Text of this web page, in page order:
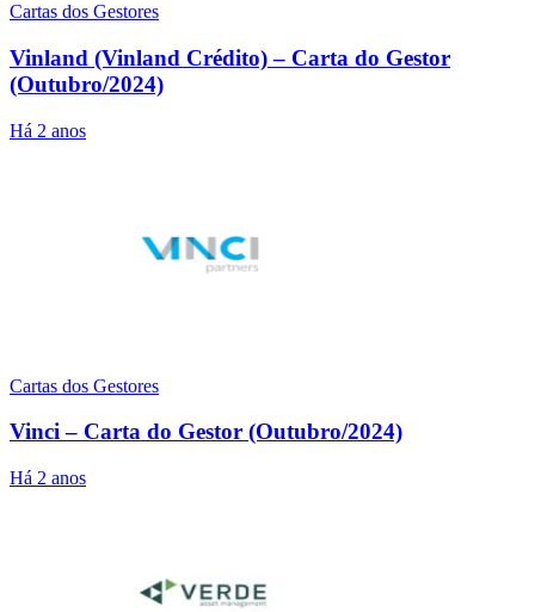
Cartas dos Gestores
Vinland (Vinland Crédito) – Carta do Gestor
(Outubro/2024)
Há 2 anos
Cartas dos Gestores
Vinci – Carta do Gestor (Outubro/2024)
Há 2 anos